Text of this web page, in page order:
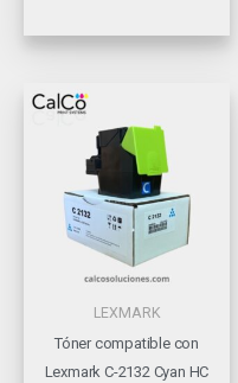
LEXMARK
Tóner compatible con
Lexmark C-2132 Cyan HC